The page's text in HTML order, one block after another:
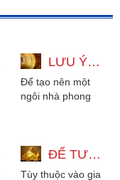
LƯU Ý: 8 ĐIỀU VỀ PHONG THỦY ĐỂ RƯỚC TÀI LỘC VÀO NHÀ!
Để tạo nên một
ngôi nhà phong
khoáng...
ĐỂ TƯỢNG PHẬT DI LẶC CHUẨN PHONG THỦY ĐỂ RƯỚC TÀI LỘC
Tùy thuộc vào gia